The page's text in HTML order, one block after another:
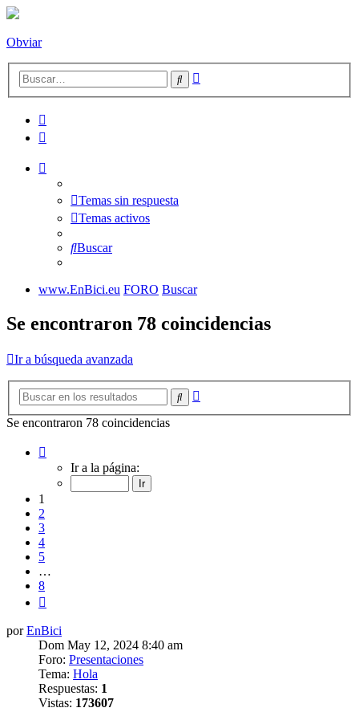
Obviar
Buscar
Temas sin respuesta
Temas activos
Buscar
www.EnBici.eu FORO Buscar
Se encontraron 78 coincidencias
Ir a búsqueda avanzada
Buscar
Se encontraron 78 coincidencias
Ir a la página:
1
2
3
4
5
…
8
porEnBici
Dom May 12, 2024 8:40 am
Foro: Presentaciones
Tema: Hola
Respuestas: 1
Vistas: 173607